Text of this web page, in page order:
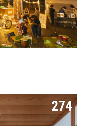
274